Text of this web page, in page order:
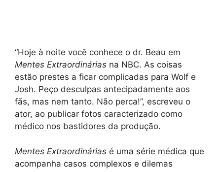
“Hoje à noite você conhece o dr. Beau em
Mentes Extraordinárias na NBC. As coisas
estão prestes a ficar complicadas para Wolf e
Josh. Peço desculpas antecipadamente aos
fãs, mas nem tanto. Não perca!”, escreveu o
ator, ao publicar fotos caracterizado como
médico nos bastidores da produção.
Mentes Extraordinárias é uma série médica que
acompanha casos complexos e dilemas